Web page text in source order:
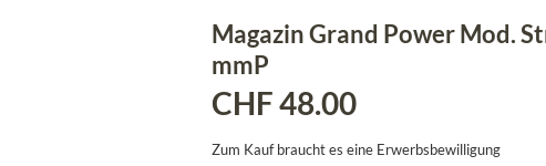
Magazin Grand Power Mod.
mmP
CHF48.00
Zum Kauf braucht es eine Erwerbsbewilligung